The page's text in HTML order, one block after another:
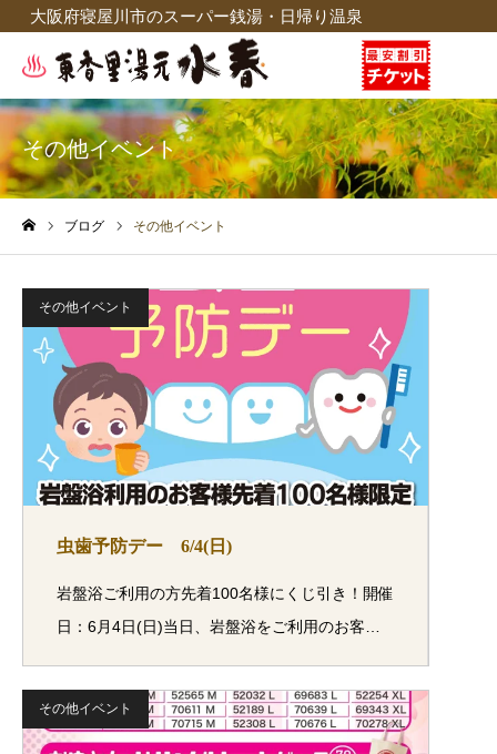
大阪府寝屋川市のスーパー銭湯・日帰り温泉
その他イベント
ブログ その他イベント
その他イベント
虫歯予防デー 6/4(日)
岩盤浴ご利用の方先着100名様にくじ引き！開催
日：6月4日(日)当日、岩盤浴をご利用のお客…
その他イベント